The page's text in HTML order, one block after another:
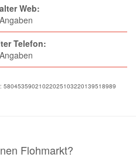
Web:
Telefon:
58045359021022025103220139518989
Flohmarkt?